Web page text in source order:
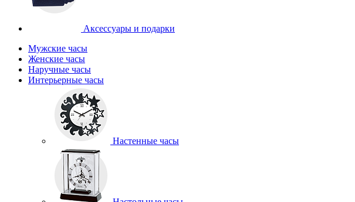
Аксессуары и подарки
Мужские часы
Женские часы
Наручные часы
Интерьерные часы
Настенные часы